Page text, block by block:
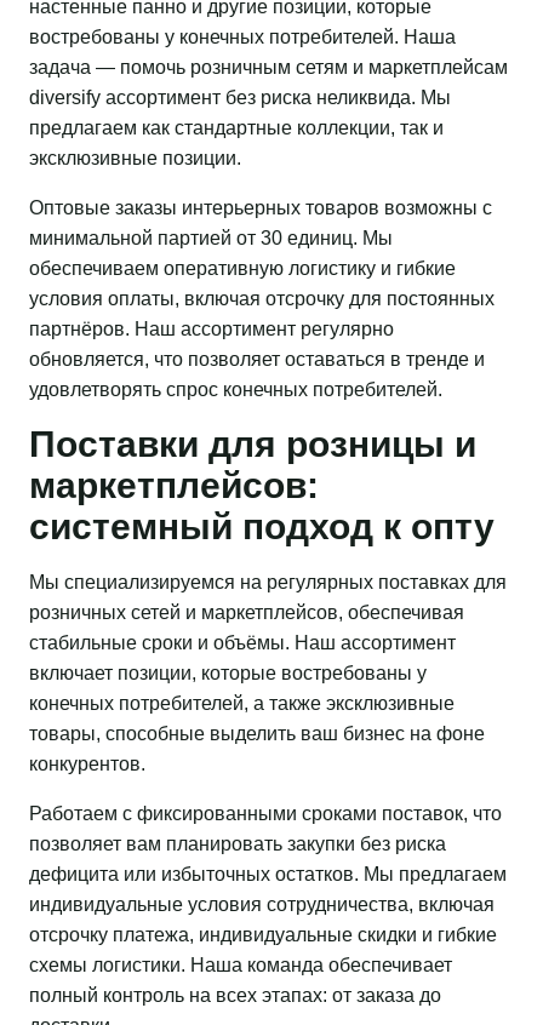
настенные панно и другие позиции, которые
востребованы у конечных потребителей. Наша
задача — помочь розничным сетям и маркетплейсам
diversify ассортимент без риска неликвида. Мы
предлагаем как стандартные коллекции, так и
эксклюзивные позиции.
Оптовые заказы интерьерных товаров возможны с
минимальной партией от 30 единиц. Мы
обеспечиваем оперативную логистику и гибкие
условия оплаты, включая отсрочку для постоянных
партнёров. Наш ассортимент регулярно
обновляется, что позволяет оставаться в тренде и
удовлетворять спрос конечных потребителей.
Поставки для розницы и
маркетплейсов:
системный подход к опту
Мы специализируемся на регулярных поставках для
розничных сетей и маркетплейсов, обеспечивая
стабильные сроки и объёмы. Наш ассортимент
включает позиции, которые востребованы у
конечных потребителей, а также эксклюзивные
товары, способные выделить ваш бизнес на фоне
конкурентов.
Работаем с фиксированными сроками поставок, что
позволяет вам планировать закупки без риска
дефицита или избыточных остатков. Мы предлагаем
индивидуальные условия сотрудничества, включая
отсрочку платежа, индивидуальные скидки и гибкие
схемы логистики. Наша команда обеспечивает
полный контроль на всех этапах: от заказа до